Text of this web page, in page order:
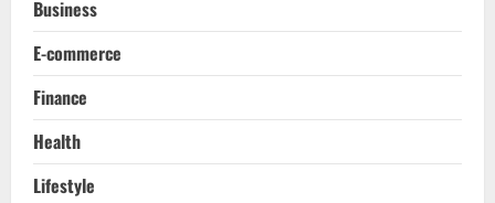
Business
E-commerce
Finance
Health
Lifestyle